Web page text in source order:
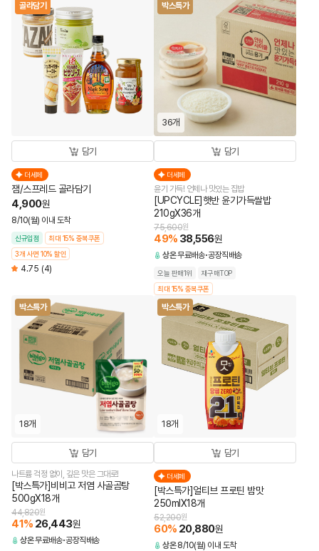
골라담기
담기
더세페
잼/스프레드 골라담기
4,900원
8/10(월) 이내 도착
신규입점
최대 15% 중복쿠폰
3개 사면 10% 할인
4.75 (4)
박스특가
36개
담기
더세페
윤기 가득! 언제나 맛있는 집밥
[UPCYCLE]햇반 윤기가득쌀밥
210gX36개
75,600원
49% 38,556원
상온무료배송 공장직배송
오늘 판매1위
재구매TOP
최대 15% 중복쿠폰
박스특가
18개
담기
나트륨 걱정 없이, 깊은 맛은 그대로!
[박스특가]비비고 저염 사골곰탕
500gX18개
44,820원
41% 26,443원
상온무료배송 공장직배송
박스특가
18개
담기
더세페
[박스특가]얼티브 프로틴 밤맛
250mlX18개
52,200원
60% 20,880원
상온 8/10(월) 이내 도착